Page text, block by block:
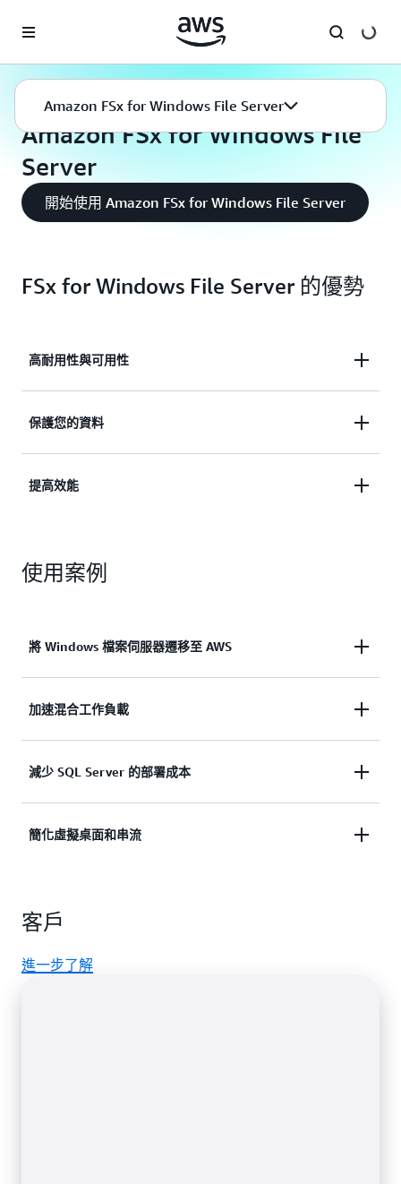
Amazon FSx for Windows File Server
Amazon FSx for Windows File
Server
開始使用 Amazon FSx for Windows File Server
FSx for Windows File Server 的優勢
高耐用性與可用性
透過全面的 SMB 支援，為 Windows 應用程式提供高
探索更多
保護您的資料
透過加密、檔案存取稽核和自動備份等功能來加強資
查看方式
提高效能
輸送量。
使用案例
將 Windows 檔案伺服器遷移至 AWS
在維持應用程式相容性的同時，將 Windows 型檔案
加速混合工作負載
透過Amazon FSx File Gateway
低延遲存取全受管檔
減少 SQL Server 的部署成本
無需 SQL 企業授權，即可執行高可用性 Microsoft
簡化虛擬桌面和串流
WorkSpaces 和 Amazon AppStream 2.0 存取的共享
客戶
進一步了解